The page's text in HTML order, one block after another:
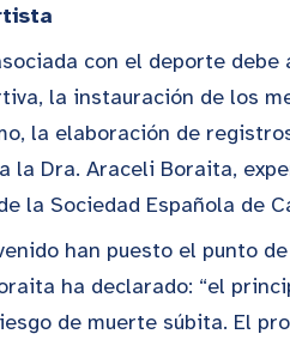
con el deporte
la instauración de los
la elaboración de
la Dra. Araceli Boraita,
la Sociedad Española de
han puesto el punto
ha declarado: “el
de muerte súbita. El